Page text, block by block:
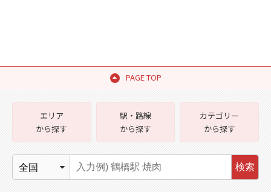
PAGE TOP
エリア
から探す
駅・路線
から探す
カテゴリー
から探す
検索